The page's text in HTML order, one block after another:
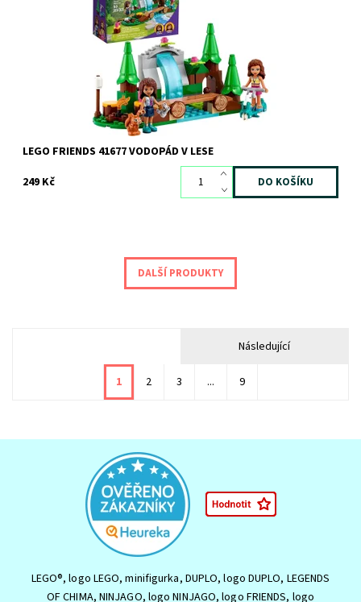
Skladem1 ks
8620
LEGO
LEGO FRIENDS 41677 VODOPÁD V LESE
249 Kč
DALŠÍ PRODUKTY
Následující
1 2 3 ... 9
LEGO®, logo LEGO, minifigurka, DUPLO, logo DUPLO, LEGENDS
OF CHIMA, NINJAGO, logo NINJAGO, logo FRIENDS, logo